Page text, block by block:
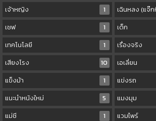
เจ้าหญิง
1 เฉินหลง (แจ๊ก
เชฟ
1 เด็ก
เทคโนโลยี
1 เรื่องจริง
เสียงโรง
10 เอเลี่ยน
แข็งม้า
1 แข่งรถ
แนะนำหนังใหม่
5 แมงมุม
แม่ชี
1 แวมไพร์